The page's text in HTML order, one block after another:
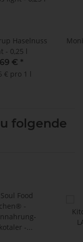
Haselnuss
- 0,25 l
€ *
€ pro 1 l
folgende